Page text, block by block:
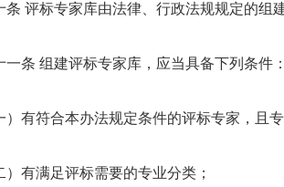
条 评标专家库由法律、行政法规规定的组
一条 组建评标专家库，应当具备下列条件
）有符合本办法规定条件的评标专家，且
）有满足评标需要的专业分类；